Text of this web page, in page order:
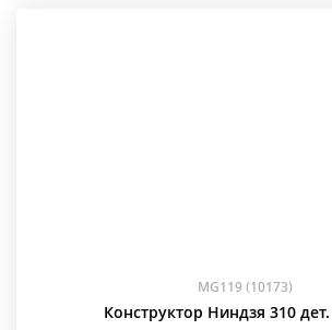
MG119 (10173)
Конструктор Ниндзя 310